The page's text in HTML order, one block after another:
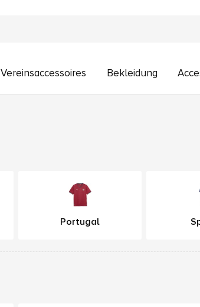
Vereinsaccessoires Bekleidung
Portugal